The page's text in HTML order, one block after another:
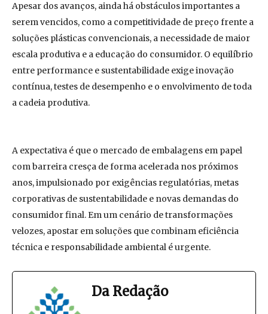
Apesar dos avanços, ainda há obstáculos importantes a
serem vencidos, como a competitividade de preço frente a
soluções plásticas convencionais, a necessidade de maior
escala produtiva e a educação do consumidor. O equilíbrio
entre performance e sustentabilidade exige inovação
contínua, testes de desempenho e o envolvimento de toda
a cadeia produtiva.
A expectativa é que o mercado de embalagens em papel
com barreira cresça de forma acelerada nos próximos
anos, impulsionado por exigências regulatórias, metas
corporativas de sustentabilidade e novas demandas do
consumidor final. Em um cenário de transformações
velozes, apostar em soluções que combinam eficiência
técnica e responsabilidade ambiental é urgente.
Da Redação